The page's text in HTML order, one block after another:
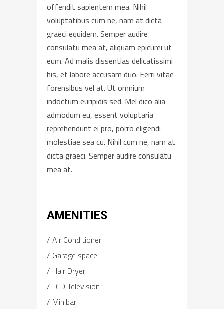
offendit sapientem mea. Nihil
voluptatibus cum ne, nam at dicta
graeci equidem. Semper audire
consulatu mea at, aliquam epicurei ut
eum. Ad malis dissentias delicatissimi
his, et labore accusam duo. Ferri vitae
forensibus vel at. Ut omnium
indoctum euripidis sed. Mel dico alia
admodum eu, essent voluptaria
reprehendunt ei pro, porro eligendi
molestiae sea cu. Nihil cum ne, nam at
dicta graeci. Semper audire consulatu
mea at.
AMENITIES
Air Conditioner
Garage space
Hair Dryer
LCD Television
Minibar